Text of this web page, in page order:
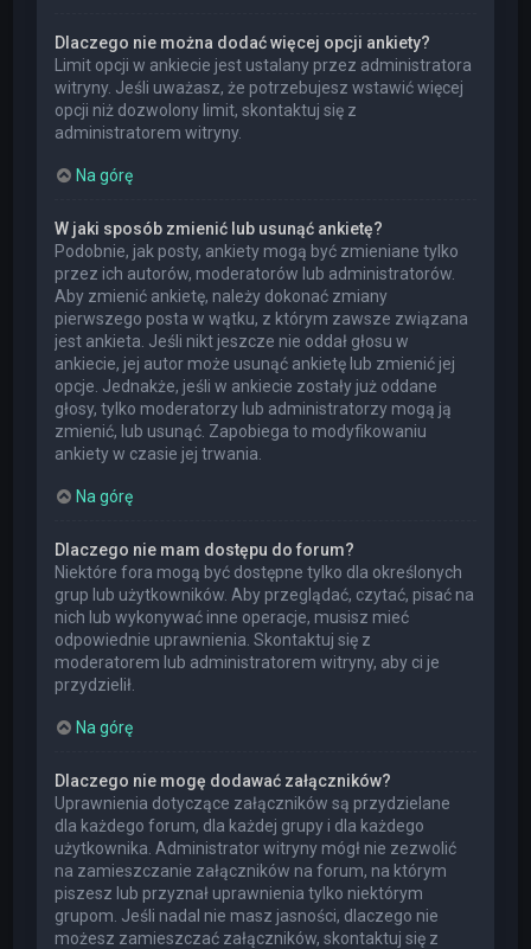
Dlaczego nie można dodać więcej opcji ankiety?
Limit opcji w ankiecie jest ustalany przez administratora
witryny. Jeśli uważasz, że potrzebujesz wstawić więcej
opcji niż dozwolony limit, skontaktuj się z
administratorem witryny.
Na górę
W jaki sposób zmienić lub usunąć ankietę?
Podobnie, jak posty, ankiety mogą być zmieniane tylko
przez ich autorów, moderatorów lub administratorów.
Aby zmienić ankietę, należy dokonać zmiany
pierwszego posta w wątku, z którym zawsze związana
jest ankieta. Jeśli nikt jeszcze nie oddał głosu w
ankiecie, jej autor może usunąć ankietę lub zmienić jej
opcje. Jednakże, jeśli w ankiecie zostały już oddane
głosy, tylko moderatorzy lub administratorzy mogą ją
zmienić, lub usunąć. Zapobiega to modyfikowaniu
ankiety w czasie jej trwania.
Na górę
Dlaczego nie mam dostępu do forum?
Niektóre fora mogą być dostępne tylko dla określonych
grup lub użytkowników. Aby przeglądać, czytać, pisać na
nich lub wykonywać inne operacje, musisz mieć
odpowiednie uprawnienia. Skontaktuj się z
moderatorem lub administratorem witryny, aby ci je
przydzielił.
Na górę
Dlaczego nie mogę dodawać załączników?
Uprawnienia dotyczące załączników są przydzielane
dla każdego forum, dla każdej grupy i dla każdego
użytkownika. Administrator witryny mógł nie zezwolić
na zamieszczanie załączników na forum, na którym
piszesz lub przyznał uprawnienia tylko niektórym
grupom. Jeśli nadal nie masz jasności, dlaczego nie
możesz zamieszczać załączników, skontaktuj się z